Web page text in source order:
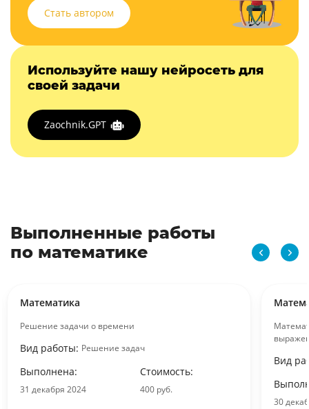
Стать автором
Используйте нашу нейросеть для
своей задачи
Zaochnik.GPT
Выполненные работы
по математике
Математика
Решение задачи о времени
Вид работы: Решение задач
Выполнена:
31 декабря 2024
Стоимость:
400 руб.
Вид
30